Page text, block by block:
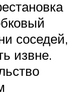
соседей,
извне.